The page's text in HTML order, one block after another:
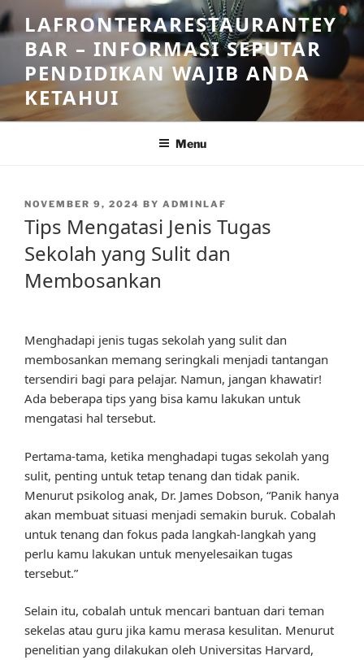
Skip
to
content
LAFRONTERARESTAURANTEY
BAR – INFORMASI SEPUTAR
PENDIDIKAN WAJIB ANDA
KETAHUI
Menu
POSTED
ON
NOVEMBER 9, 2024 BY ADMINLAF
Tips Mengatasi Jenis Tugas
Sekolah yang Sulit dan
Membosankan
Menghadapi jenis tugas sekolah yang sulit dan
membosankan memang seringkali menjadi tantangan
tersendiri bagi para pelajar. Namun, jangan khawatir!
Ada beberapa tips yang bisa kamu lakukan untuk
mengatasi hal tersebut.
Pertama-tama, ketika menghadapi tugas sekolah yang
sulit, penting untuk tetap tenang dan tidak panik.
Menurut psikolog anak, Dr. James Dobson, “Panik hanya
akan membuat situasi menjadi semakin buruk. Cobalah
untuk tenang dan fokus pada langkah-langkah yang
perlu kamu lakukan untuk menyelesaikan tugas
tersebut.”
Selain itu, cobalah untuk mencari bantuan dari teman
sekelas atau guru jika kamu merasa kesulitan. Menurut
penelitian yang dilakukan oleh Universitas Harvard,